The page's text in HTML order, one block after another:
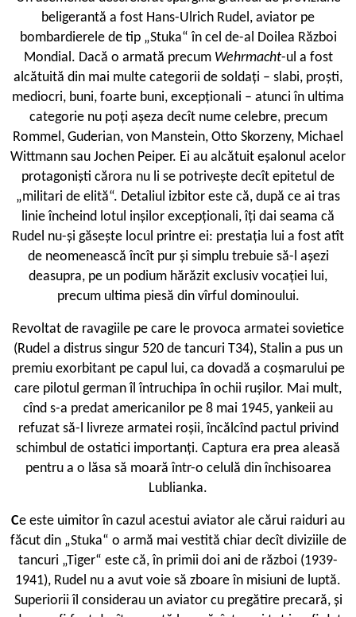
beligerantă a fost Hans-Ulrich Rudel, aviator pe
bombardierele de tip „Stuka“ în cel de-al Doilea Război
Mondial. Dacă o armată precum Wehrmacht-ul a fost
alcătuită din mai multe categorii de soldaţi – slabi, proşti,
mediocri, buni, foarte buni, excepţionali – atunci în ultima
categorie nu poţi aşeza decît nume celebre, precum
Rommel, Guderian, von Manstein, Otto Skorzeny, Michael
Wittmann sau Jochen Peiper. Ei au alcătuit eşalonul acelor
protagonişti cărora nu li se potriveşte decît epitetul de
„militari de elită“. Detaliul izbitor este că, după ce ai tras
linie încheind lotul inşilor excepţionali, îţi dai seama că
Rudel nu-şi găseşte locul printre ei: prestaţia lui a fost atît
de neomenească încît pur şi simplu trebuie să-l aşezi
deasupra, pe un podium hărăzit exclusiv vocaţiei lui,
precum ultima piesă din vîrful dominoului.
Revoltat de ravagiile pe care le provoca armatei sovietice
(Rudel a distrus singur 520 de tancuri T34), Stalin a pus un
premiu exorbitant pe capul lui, ca dovadă a coşmarului pe
care pilotul german îl întruchipa în ochii ruşilor. Mai mult,
cînd s-a predat americanilor pe 8 mai 1945, yankeii au
refuzat să-l livreze armatei roşii, încălcînd pactul privind
schimbul de ostatici importanţi. Captura era prea aleasă
pentru a o lăsa să moară într-o celulă din închisoarea
Lublianka.
Ce este uimitor în cazul acestui aviator ale cărui raiduri au
făcut din „Stuka“ o armă mai vestită chiar decît diviziile de
tancuri „Tiger“ este că, în primii doi ani de război (1939-
1941), Rudel nu a avut voie să zboare în misiuni de luptă.
Superiorii îl considerau un aviator cu pregătire precară, şi